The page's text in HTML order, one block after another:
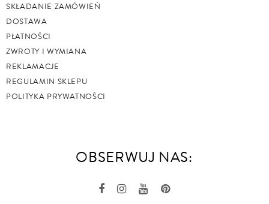
SKŁADANIE ZAMÓWIEŃ
DOSTAWA
PŁATNOŚCI
ZWROTY I WYMIANA
REKLAMACJE
REGULAMIN SKLEPU
POLITYKA PRYWATNOŚCI
OBSERWUJ NAS: